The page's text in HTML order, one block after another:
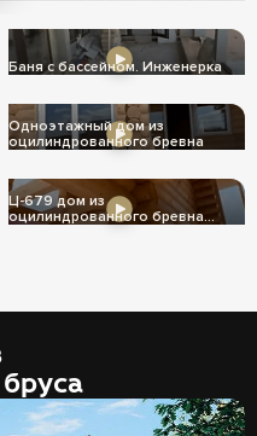
Баня с бассейном. Инженерка
Одноэтажный дом из
оцилиндрованного бревна
Ц-679 дом из
оцилиндрованного бревна